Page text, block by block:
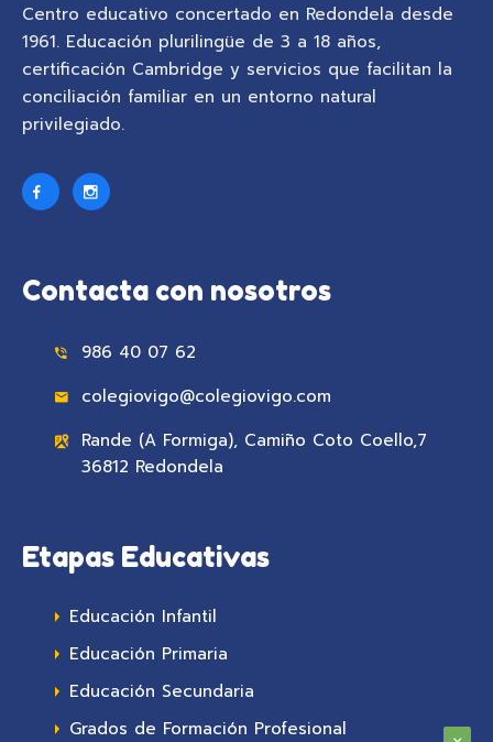
Centro educativo concertado en Redondela desde
1961. Educación plurilingüe de 3 a 18 años,
certificación Cambridge y servicios que facilitan la
conciliación familiar en un entorno natural
privilegiado.
Contacta con nosotros
986 40 07 62
colegiovigo@colegiovigo.com
Rande (A Formiga), Camiño Coto Coello,7
36812 Redondela
Etapas Educativas
Educación Infantil
Educación Primaria
Educación Secundaria
Grados de Formación Profesional